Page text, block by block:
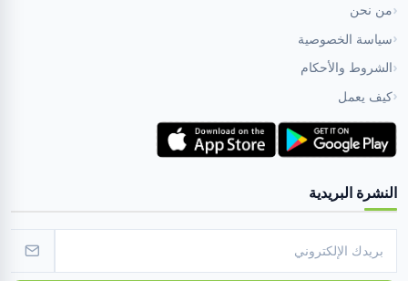
من نحن
سياسة الخصوصية
الشروط والأحكام
كيف يعمل
النشرة البريدية